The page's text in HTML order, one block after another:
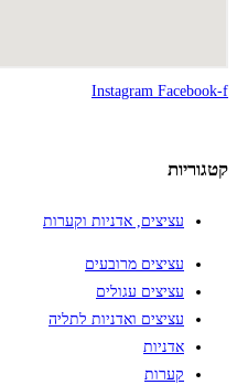
Instagram Facebook-f
קטגוריות
עציצים, אדניות וקערות
עציצים מרובעים
עציצים עגולים
עציצים ואדניות לתליה
אדניות
קערות